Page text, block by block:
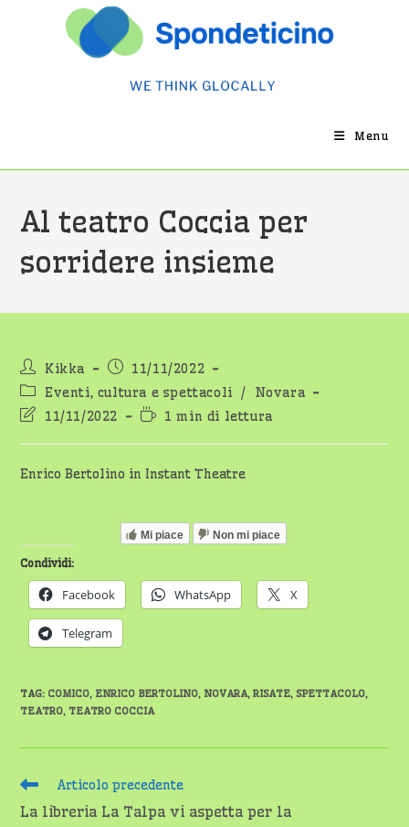
Menu
Al teatro Coccia per
sorridere insieme
Autore
dell'articolo:
Kikka
Articolo
pubblicato:
11/11/2022
Categoria
dell'articolo:
Eventi, cultura e spettacoli /
Novara
Ultima
dell'articolo:
11/11/2022
Tempo
lettura:
1 min di lettura
Enrico Bertolino in Instant Theatre
Mi piace Non mi piace
Condividi:
Facebook WhatsApp X
Telegram
TAG: COMICO, ENRICO BERTOLINO, NOVARA, RISATE, SPETTACOLO,
TEATRO, TEATRO COCCIA
Leggi
articoli
Articolo precedente
La libreria La Talpa vi aspetta per la